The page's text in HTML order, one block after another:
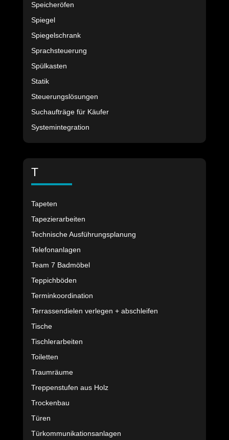
Speicheröfen
Spiegel
Spiegelschrank
Sprachsteuerung
Spülkasten
Statik
Steuerungslösungen
Suchaufträge für Käufer
Systemintegration
T
Tapeten
Tapezierarbeiten
Technische Ausführungsplanung
Telefonanlagen
Team 7 Badmöbel
Teppichböden
Terminkoordination
Terrassendielen verlegen + abschleifen
Tische
Tischlerarbeiten
Toiletten
Traumräume
Treppenstufen aus Holz
Trockenbau
Türen
Türkommunikationsanlagen